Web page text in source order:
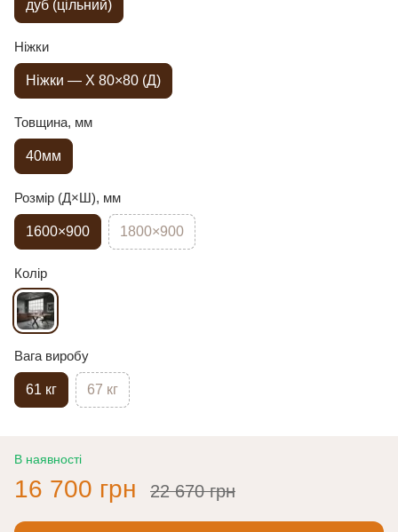
дуб (цільний)
Ніжки
Ніжки — X 80×80 (Д)
Товщина, мм
40мм
Розмір (Д×Ш), мм
1600×900 1800×900
Колір
Вага виробу
61 кг 67 кг
В наявності
16 700 грн 22 670 грн